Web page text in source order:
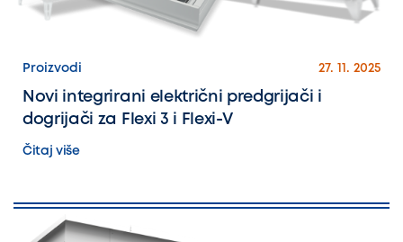
Proizvodi 27. 11. 2025
Novi integrirani električni predgrijači i
dogrijači za Flexi 3 i Flexi-V
Čitaj više